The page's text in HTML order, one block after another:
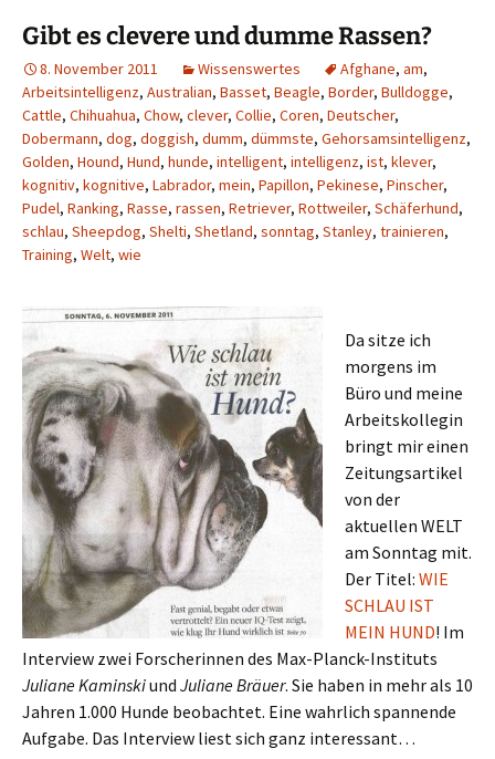
Gibt es clevere und dumme Rassen?
8. November 2011 Wissenswertes Afghane, am,
Arbeitsintelligenz, Australian, Basset, Beagle, Border, Bulldogge,
Cattle, Chihuahua, Chow, clever, Collie, Coren, Deutscher,
Dobermann, dog, doggish, dumm, dümmste, Gehorsamsintelligenz,
Golden, Hound, Hund, hunde, intelligent, intelligenz, ist, klever,
kognitiv, kognitive, Labrador, mein, Papillon, Pekinese, Pinscher,
Pudel, Ranking, Rasse, rassen, Retriever, Rottweiler, Schäferhund,
schlau, Sheepdog, Shelti, Shetland, sonntag, Stanley, trainieren,
Training, Welt, wie
Da sitze ich
morgens im
Büro und meine
Arbeitskollegin
bringt mir einen
Zeitungsartikel
von der
aktuellen WELT
am Sonntag mit.
Der Titel: WIE
SCHLAU IST
MEIN HUND! Im
Interview zwei Forscherinnen des Max-Planck-Instituts
Juliane Kaminskiund Juliane Bräuer. Sie haben in mehr als 10
Jahren 1.000 Hunde beobachtet. Eine wahrlich spannende
Aufgabe. Das Interview liest sich ganz interessant…